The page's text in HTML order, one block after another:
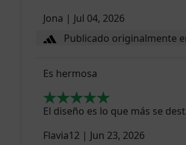
Jona | Jul 04, 2026
Publicado originalmente
Es hermosa
El diseño es lo que más se
Flavia12 | Jun 23, 2026